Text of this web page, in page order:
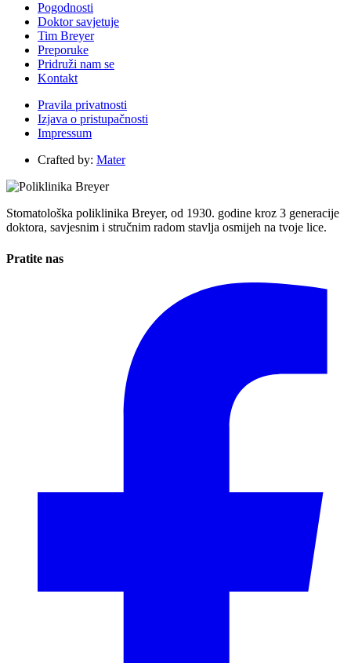
Pogodnosti
Doktor savjetuje
Tim Breyer
Preporuke
Pridruži nam se
Kontakt
Pravila privatnosti
Izjava o pristupačnosti
Impressum
Crafted by: Mater
Stomatološka poliklinika Breyer, od 1930. godine kroz 3 generacije
doktora, savjesnim i stručnim radom stavlja osmijeh na tvoje lice.
Pratite nas